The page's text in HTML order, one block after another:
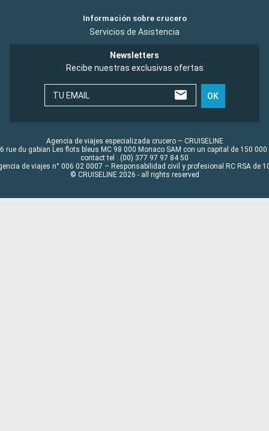
Información sobre crucero
Servicios de Asistencia
Newsletters
Recibe nuestras exclusivas ofertas
TU EMAIL OK
Agencia de viajes especializada crucero – CRUISELINE
rue du gabian Les flots bleus MC 98 000 Monaco SAM con un capital de 150 000
contact tel : (00) 377 97 97 84 50
de viajes n° 006 02 0007 – Responsabilidad civil y profesional RC RSA de
© CRUISELINE 2026 - all rights reserved